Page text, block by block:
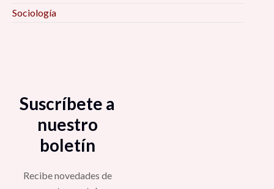
Sociología
Suscríbete a
nuestro
boletín
Recibe novedades de